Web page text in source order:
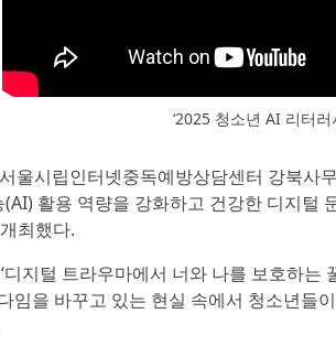
‘2025 청소년 AI 리터
울시립인터넷중독예방상담센터 강북사
활용 역량을 강화하고 건강한 디지털
최했다.
디지털 트라우마에서 너와 나를 보호하
임을 바꾸고 있는 현실 속에서 청소년들